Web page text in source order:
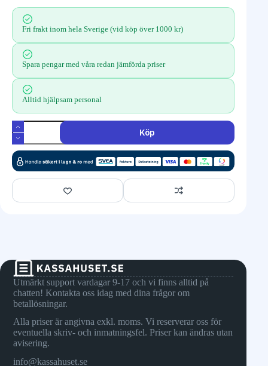
Fri frakt inom hela Sverige (vid köp över 1000 kr)
Spara pengar med våra redan jämförda priser
Alltid hjälpsam personal
Köp
Utmärkt support vardagar 9-17 och vi finns alltid på
chatten! Kontakta oss idag med dina frågor om
betallösningar.
Alla priser är angivna exkl. moms. Vi reserverar oss för
eventuella skriv- och inmatningsfel. Priser kan ändras utan
avisering.
info@kassahuset.se